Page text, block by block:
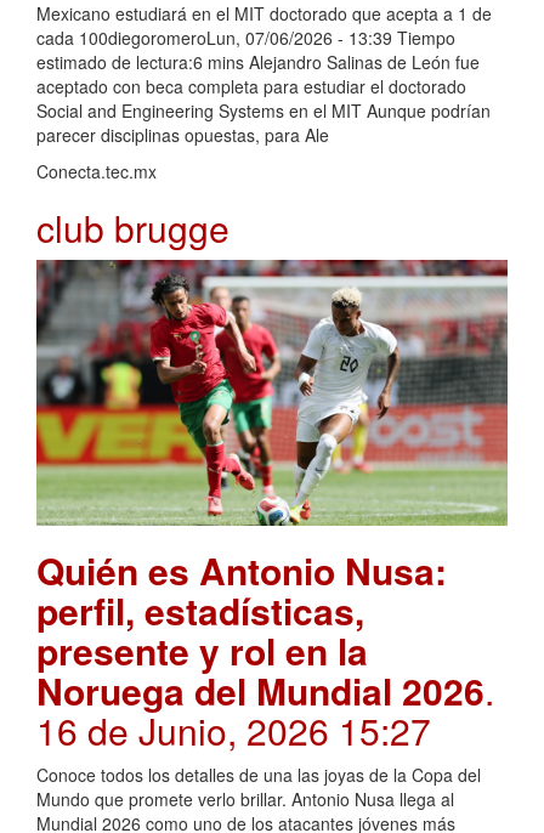
Mexicano estudiará en el MIT doctorado que acepta a 1 de
cada 100diegoromeroLun, 07/06/2026 - 13:39 Tiempo
estimado de lectura:6 mins Alejandro Salinas de León fue
aceptado con beca completa para estudiar el doctorado
Social and Engineering Systems en el MIT Aunque podrían
parecer disciplinas opuestas, para Ale
Conecta.tec.mx
club brugge
Quién es Antonio Nusa:
perfil, estadísticas,
presente y rol en la
Noruega del Mundial 2026.
16 de Junio, 2026 15:27
Conoce todos los detalles de una las joyas de la Copa del
Mundo que promete verlo brillar. Antonio Nusa llega al
Mundial 2026 como uno de los atacantes jóvenes más